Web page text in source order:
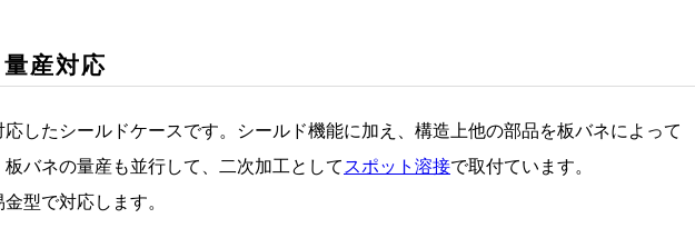
産対応
したシールドケースです。シールド機能に加え、構造上他の部品を板バネによって
バネの量産も並行して、二次加工として スポット溶接で取付ています。
金型で対応します。